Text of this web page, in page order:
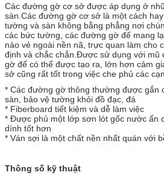
Các đường gờ cơ sở được áp dụng ở
sàn.Các đường gờ cơ sở là một cách
tường và sàn không bằng phẳng nơi
các bức tường, các đường gờ đế mang
nào vẻ ngoài nền nã, trực quan làm cho
định và chắc chắn.Được sử dụng với mũ
gờ đế có thể được tạo ra, lớn hơn cảm
sở cũng rất tốt trong việc che phủ các
* Các đường gờ thông thường được gắn
sàn, bảo vệ tường khỏi đồ đạc, đá
* Fiberboard tiết kiệm và dễ làm việc
* Được phủ một lớp sơn lót gốc nước ẩn
dính tốt hơn
* Ván sợi là một chất nền nhất quán với
Thông số kỹ thuật